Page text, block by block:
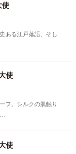
使
ある江戸落語、そし
使
フ。シルクの肌触り
…
使